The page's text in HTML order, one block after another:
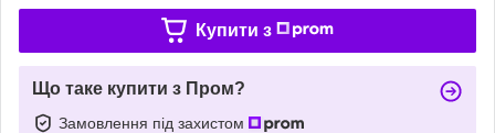
Купити з
Що таке купити з Пром?
Замовлення під захистом